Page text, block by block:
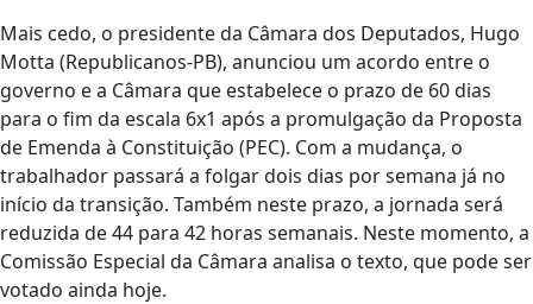
Mais cedo, o presidente da Câmara dos Deputados, Hugo
Motta (Republicanos-PB), anunciou um acordo entre o
governo e a Câmara que estabelece o prazo de 60 dias
para o fim da escala 6x1 após a promulgação da Proposta
de Emenda à Constituição (PEC). Com a mudança, o
trabalhador passará a folgar dois dias por semana já no
início da transição. Também neste prazo, a jornada será
reduzida de 44 para 42 horas semanais. Neste momento, a
Comissão Especial da Câmara analisa o texto, que pode ser
votado ainda hoje.